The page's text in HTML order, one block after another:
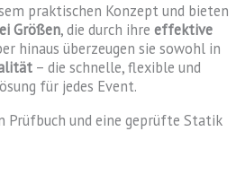
praktischen Konzept und bieten
Größen, die durch ihre effektive
hinaus überzeugen sie sowohl in
– die schnelle, flexible und
für jedes Event.
Prüfbuch und eine geprüfte Statik